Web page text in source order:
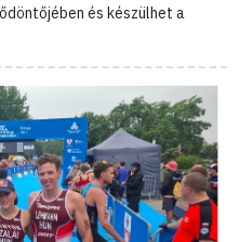
és készülhet a